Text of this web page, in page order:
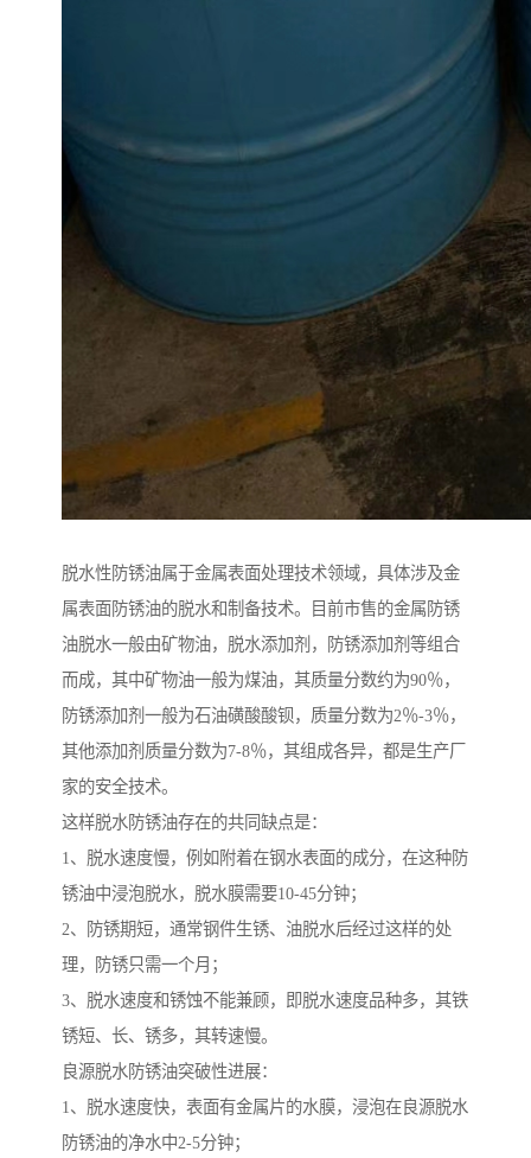
脱水性防锈油属于金属表面处理技术领域，具体涉及金
属表面防锈油的脱水和制备技术。目前市售的金属防锈
油脱水一般由矿物油，脱水添加剂，防锈添加剂等组合
而成，其中矿物油一般为煤油，其质量分数约为90％，
防锈添加剂一般为石油磺酸酸钡，质量分数为2％-3％，
其他添加剂质量分数为7-8％，其组成各异，都是生产厂
家的安全技术。
这样脱水防锈油存在的共同缺点是：
1、脱水速度慢，例如附着在钢水表面的成分，在这种防
锈油中浸泡脱水，脱水膜需要10-45分钟；
2、防锈期短，通常钢件生锈、油脱水后经过这样的处
理，防锈只需一个月；
3、脱水速度和锈蚀不能兼顾，即脱水速度品种多，其铁
锈短、长、锈多，其转速慢。
良源脱水防锈油突破性进展：
1、脱水速度快，表面有金属片的水膜，浸泡在良源脱水
防锈油的净水中2-5分钟；